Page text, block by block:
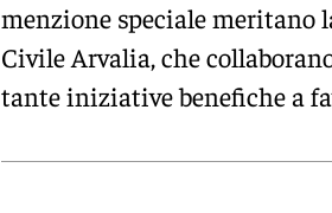
menzione speciale meritano
Civile Arvalia, che
tante iniziative benefiche a